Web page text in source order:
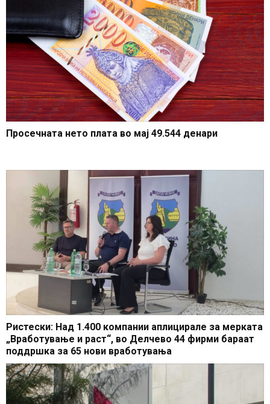
Просечната нето плата во мај 49.544 денари
Ристески: Над 1.400 компании аплицирале за мерката
„Вработување и раст“, во Делчево 44 фирми бараат
поддршка за 65 нови вработувања